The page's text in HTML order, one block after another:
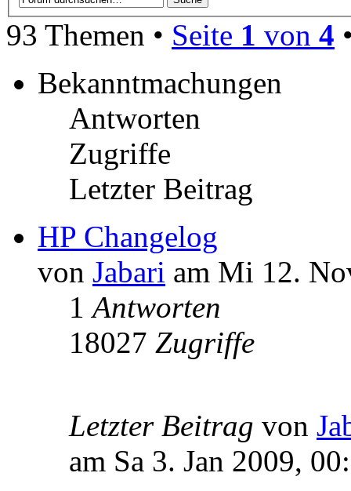
93 Themen • Seite 1 von 4
Bekanntmachungen
Antworten
Zugriffe
Letzter Beitrag
HP Changelog
von Jabari am Mi 12.
1Antworten
18027 Zugriffe
Letzter Beitrag von
am Sa 3. Jan 2009,